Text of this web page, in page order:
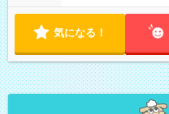
気になる！